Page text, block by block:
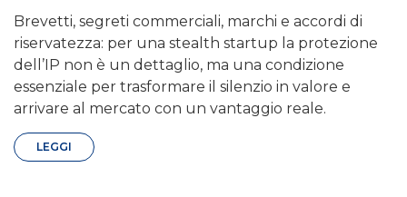
Brevetti, segreti commerciali, marchi e accordi di
riservatezza: per una stealth startup la protezione
dell’IP non è un dettaglio, ma una condizione
essenziale per trasformare il silenzio in valore e
arrivare al mercato con un vantaggio reale.
LEGGI